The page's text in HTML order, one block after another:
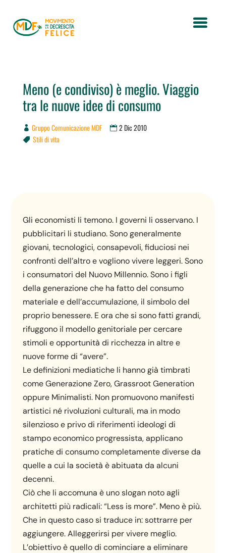
Meno (e condiviso) è meglio. Viaggio
tra le nuove idee di consumo
Gruppo Comunicazione MDF 2 Dic 2010
 Stili di vita
Gli economisti li temono. I governi li osservano. I
pubblicitari li studiano. Sono generalmente
giovani, tecnologici, consapevoli, fiduciosi nei
confronti dell’altro e vogliono vivere leggeri. Sono
i consumatori del Nuovo Millennio. Sono i figli
della generazione che ha fatto del consumo
materiale e dell’accumulazione, il simbolo del
proprio benessere. E ora che si sono fatti grandi,
rifuggono il modello genitoriale per cercare
stimoli e opportunità di ricchezza in altre e
nuove forme di “avere”.
Le definizioni mediatiche li hanno già timbrati
come Generazione Zero, Grassroot Generation
oppure Minimalisti. Non promuovono manifesti
artistici né rivoluzioni culturali, ma in modo
silenzioso e privo di riferimenti ideologi di
stampo economico progressista, applicano
pratiche di consumo completamente diverse da
quelle a cui la società è abituata da alcuni
decenni.
Ciò che li accomuna è uno slogan noto agli
architetti più radicali: “Less is more”. Meno è più.
Che in questo caso si traduce in: sottrarre per
aggiungere. Alleggerirsi per vivere meglio.
L’obiettivo è quello di cominciare a eliminare